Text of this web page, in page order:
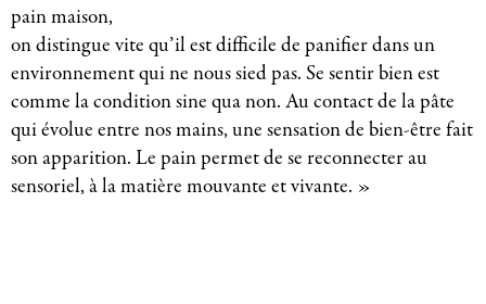
pain maison,
on distingue vite qu’il est difficile de panifier dans un
environnement qui ne nous sied pas. Se sentir bien est
comme la condition sine qua non. Au contact de la pâte
qui évolue entre nos mains, une sensation de bien-être fait
son apparition. Le pain permet de se reconnecter au
sensoriel, à la matière mouvante et vivante. »